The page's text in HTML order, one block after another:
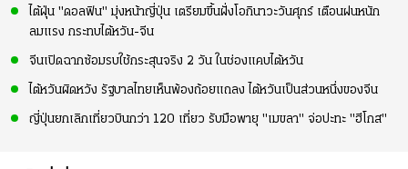
ไต้ฝุ่น "ดอลฟิน" มุ่งหน้าญี่ปุ่น เตรียมขึ้นฝั่งโอกินาวะวันศุกร์ เตือนฝนหนัก
ลมแรง กระทบไต้หวัน-จีน
จีนเปิดฉากซ้อมรบใช้กระสุนจริง 2 วัน ในช่องแคบไต้หวัน
ไต้หวันผิดหวัง รัฐบาลไทยเห็นพ้องถ้อยแถลง ไต้หวันเป็นส่วนหนึ่งของจีน
ญี่ปุ่นยกเลิกเที่ยวบินกว่า 120 เที่ยว รับมือพายุ "เมขลา" จ่อปะทะ "ฮีโกส"